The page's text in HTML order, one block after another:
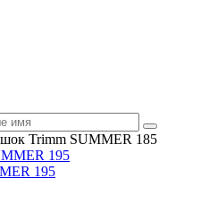
Trimm SUMMER 185
195